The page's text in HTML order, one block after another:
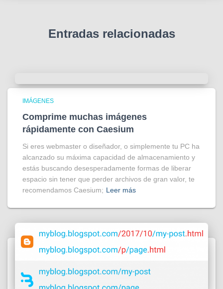
Entradas relacionadas
IMÁGENES
Comprime muchas imágenes
rápidamente con Caesium
Si eres webmaster o diseñador, o simplemente tu PC ha
alcanzado su máxima capacidad de almacenamiento y
estás buscando desesperadamente formas de liberar
espacio sin tener que perder archivos de gran valor, te
recomendamos Caesium; Leer más